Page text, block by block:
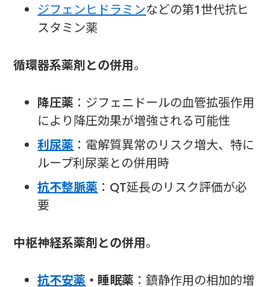
ジフェンヒドラミンなどの第1世代抗ヒ
スタミン薬
循環器系薬剤との併用。
降圧薬 ：ジフェニドールの血管拡張作用
により降圧効果が増強される可能性
利尿薬 ：電解質異常のリスク増大、特に
ループ利尿薬との併用時
抗不整脈薬 ：QT延長のリスク評価が必
要
中枢神経系薬剤との併用。
抗不安薬 ・睡眠薬 ：鎮静作用の相加的増